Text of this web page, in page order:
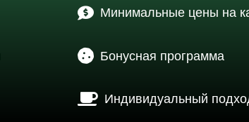
Минимальные цены на
Бонусная программа
Индивидуальный